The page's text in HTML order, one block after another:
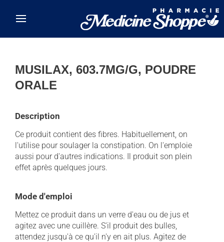
MUSILAX, 603.7MG/G, POUDRE
ORALE
Description
Ce produit contient des fibres. Habituellement, on
l'utilise pour soulager la constipation. On l'emploie
aussi pour d'autres indications. Il produit son plein
effet après quelques jours.
Mode d'emploi
Mettez ce produit dans un verre d'eau ou de jus et
agitez avec une cuillère. S'il produit des bulles,
attendez jusqu'à ce qu'il n'y en ait plus. Agitez de